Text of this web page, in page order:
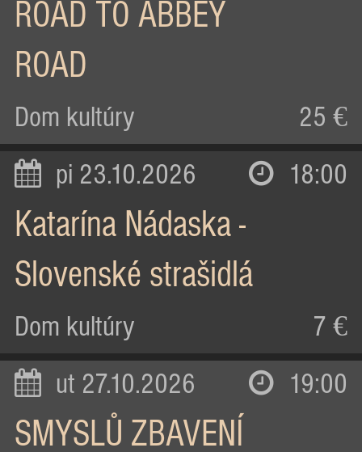
ROAD TO ABBEY
ROAD
Dom kultúry 25 €
pi 23.10.2026 18:00
Katarína Nádaska -
Slovenské strašidlá
Dom kultúry 7 €
ut 27.10.2026 19:00
SMYSLŮ ZBAVENÍ